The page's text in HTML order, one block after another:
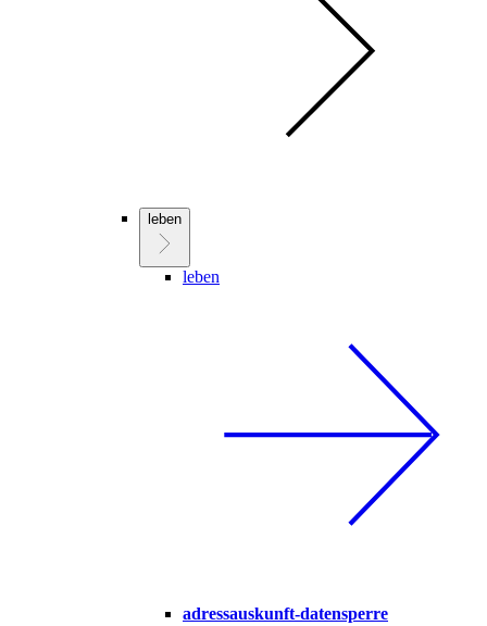
leben
leben
adressauskunft-datensperre